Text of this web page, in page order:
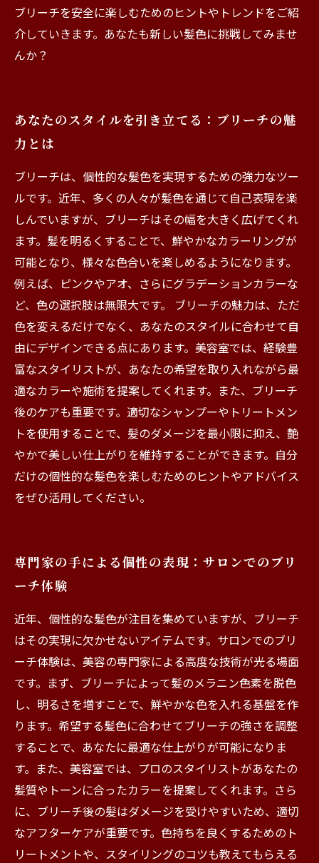
ブリーチを安全に楽しむためのヒントやトレンドをご紹
介していきます。あなたも新しい髪色に挑戦してみませ
んか？
あなたのスタイルを引き立てる：ブリーチの魅
力とは
ブリーチは、個性的な髪色を実現するための強力なツー
ルです。近年、多くの人々が髪色を通じて自己表現を楽
しんでいますが、ブリーチはその幅を大きく広げてくれ
ます。髪を明るくすることで、鮮やかなカラーリングが
可能となり、様々な色合いを楽しめるようになります。
例えば、ピンクやアオ、さらにグラデーションカラーな
ど、色の選択肢は無限大です。 ブリーチの魅力は、ただ
色を変えるだけでなく、あなたのスタイルに合わせて自
由にデザインできる点にあります。美容室では、経験豊
富なスタイリストが、あなたの希望を取り入れながら最
適なカラーや施術を提案してくれます。また、ブリーチ
後のケアも重要です。適切なシャンプーやトリートメン
トを使用することで、髪のダメージを最小限に抑え、艶
やかで美しい仕上がりを維持することができます。自分
だけの個性的な髪色を楽しむためのヒントやアドバイス
をぜひ活用してください。
専門家の手による個性の表現：サロンでのブリ
ーチ体験
近年、個性的な髪色が注目を集めていますが、ブリーチ
はその実現に欠かせないアイテムです。サロンでのブリ
ーチ体験は、美容の専門家による高度な技術が光る場面
です。まず、ブリーチによって髪のメラニン色素を脱色
し、明るさを増すことで、鮮やかな色を入れる基盤を作
ります。希望する髪色に合わせてブリーチの強さを調整
することで、あなたに最適な仕上がりが可能になりま
す。また、美容室では、プロのスタイリストがあなたの
髪質やトーンに合ったカラーを提案してくれます。さら
に、ブリーチ後の髪はダメージを受けやすいため、適切
なアフターケアが重要です。色持ちを良くするためのト
リートメントや、スタイリングのコツも教えてもらえる